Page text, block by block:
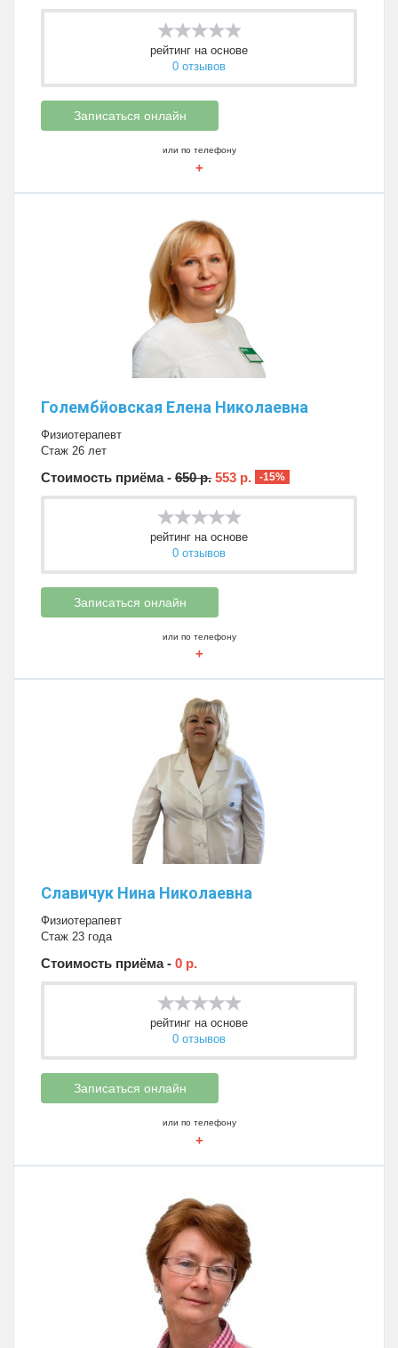
рейтинг на основе
0 отзывов
Записаться онлайн
или по телефону
+
Голембйовская Елена Николаевна
Физиотерапевт
Стаж 26 лет
Стоимость приёма - 650 р. 553 р. -15%
рейтинг на основе
0 отзывов
Записаться онлайн
или по телефону
+
Славичук Нина Николаевна
Физиотерапевт
Стаж 23 года
Стоимость приёма - 0 р.
рейтинг на основе
0 отзывов
Записаться онлайн
или по телефону
+